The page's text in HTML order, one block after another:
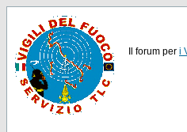
Il forum per i